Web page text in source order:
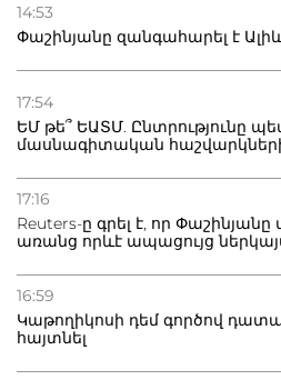
14:53
Փաշինյանը զանգահարել է
17:54
ԵՄ թե՞ ԵԱՏՄ. Ընտրությունը
մասնագիտական
17:16
Reuters-ը գրել է, որ Փաշինյանը
առանց որևէ ապացույց
16:59
Կաթողիկոսի դեմ գործով
հայտնել
տուժածներ կան
21.07.2026
Դատվածություն ունեցող
բնակվել Ռուսաստանում
20.07.2026
Բաքվի բանտից գեներալ
Փաշինյանին